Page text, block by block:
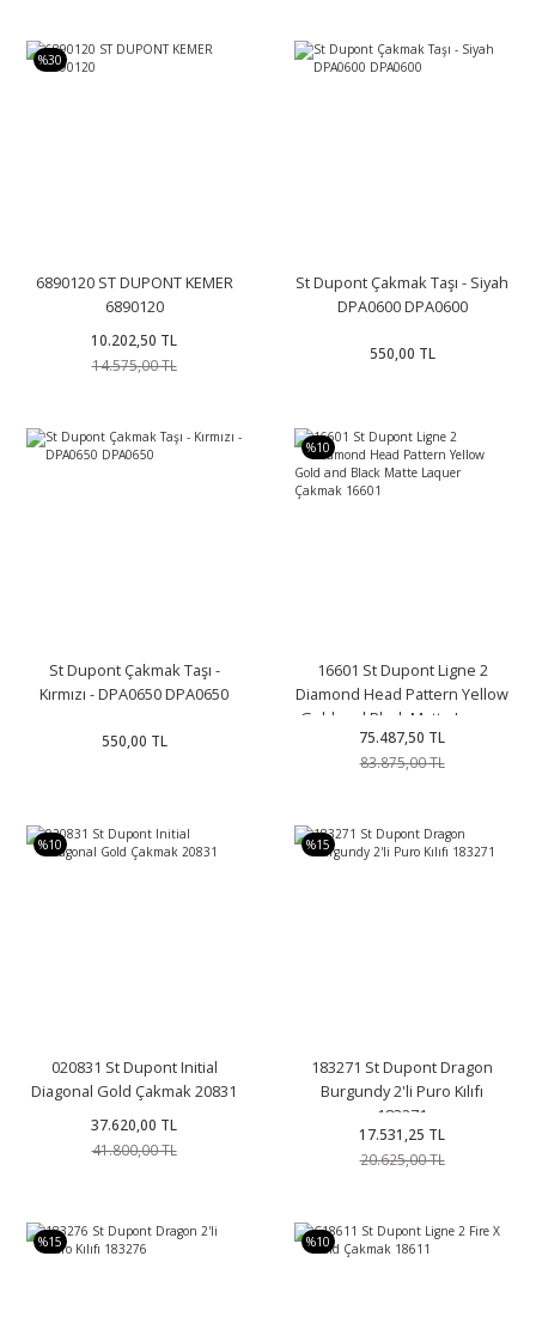
%30
6890120 ST DUPONT KEMER
6890120
10.202,50 TL
14.575,00 TL
St Dupont Çakmak Taşı - Siyah
DPA0600 DPA0600
550,00 TL
St Dupont Çakmak Taşı -
Kırmızı - DPA0650 DPA0650
550,00 TL
%10
16601 St Dupont Ligne 2
Diamond Head Pattern Yellow
Gold and Black Matte Laquer
Çakmak 16601
75.487,50 TL
83.875,00 TL
%10
020831 St Dupont Initial
Diagonal Gold Çakmak 20831
37.620,00 TL
41.800,00 TL
%15
183271 St Dupont Dragon
Burgundy 2'li Puro Kılıfı
183271
17.531,25 TL
20.625,00 TL
%15 %10